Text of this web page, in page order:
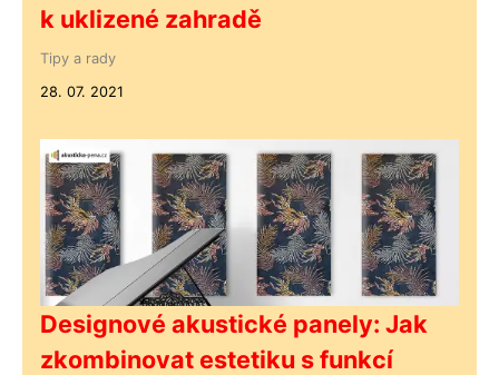
k uklizené zahradě
Tipy a rady
28. 07. 2021
Designové akustické panely: Jak
zkombinovat estetiku s funkcí